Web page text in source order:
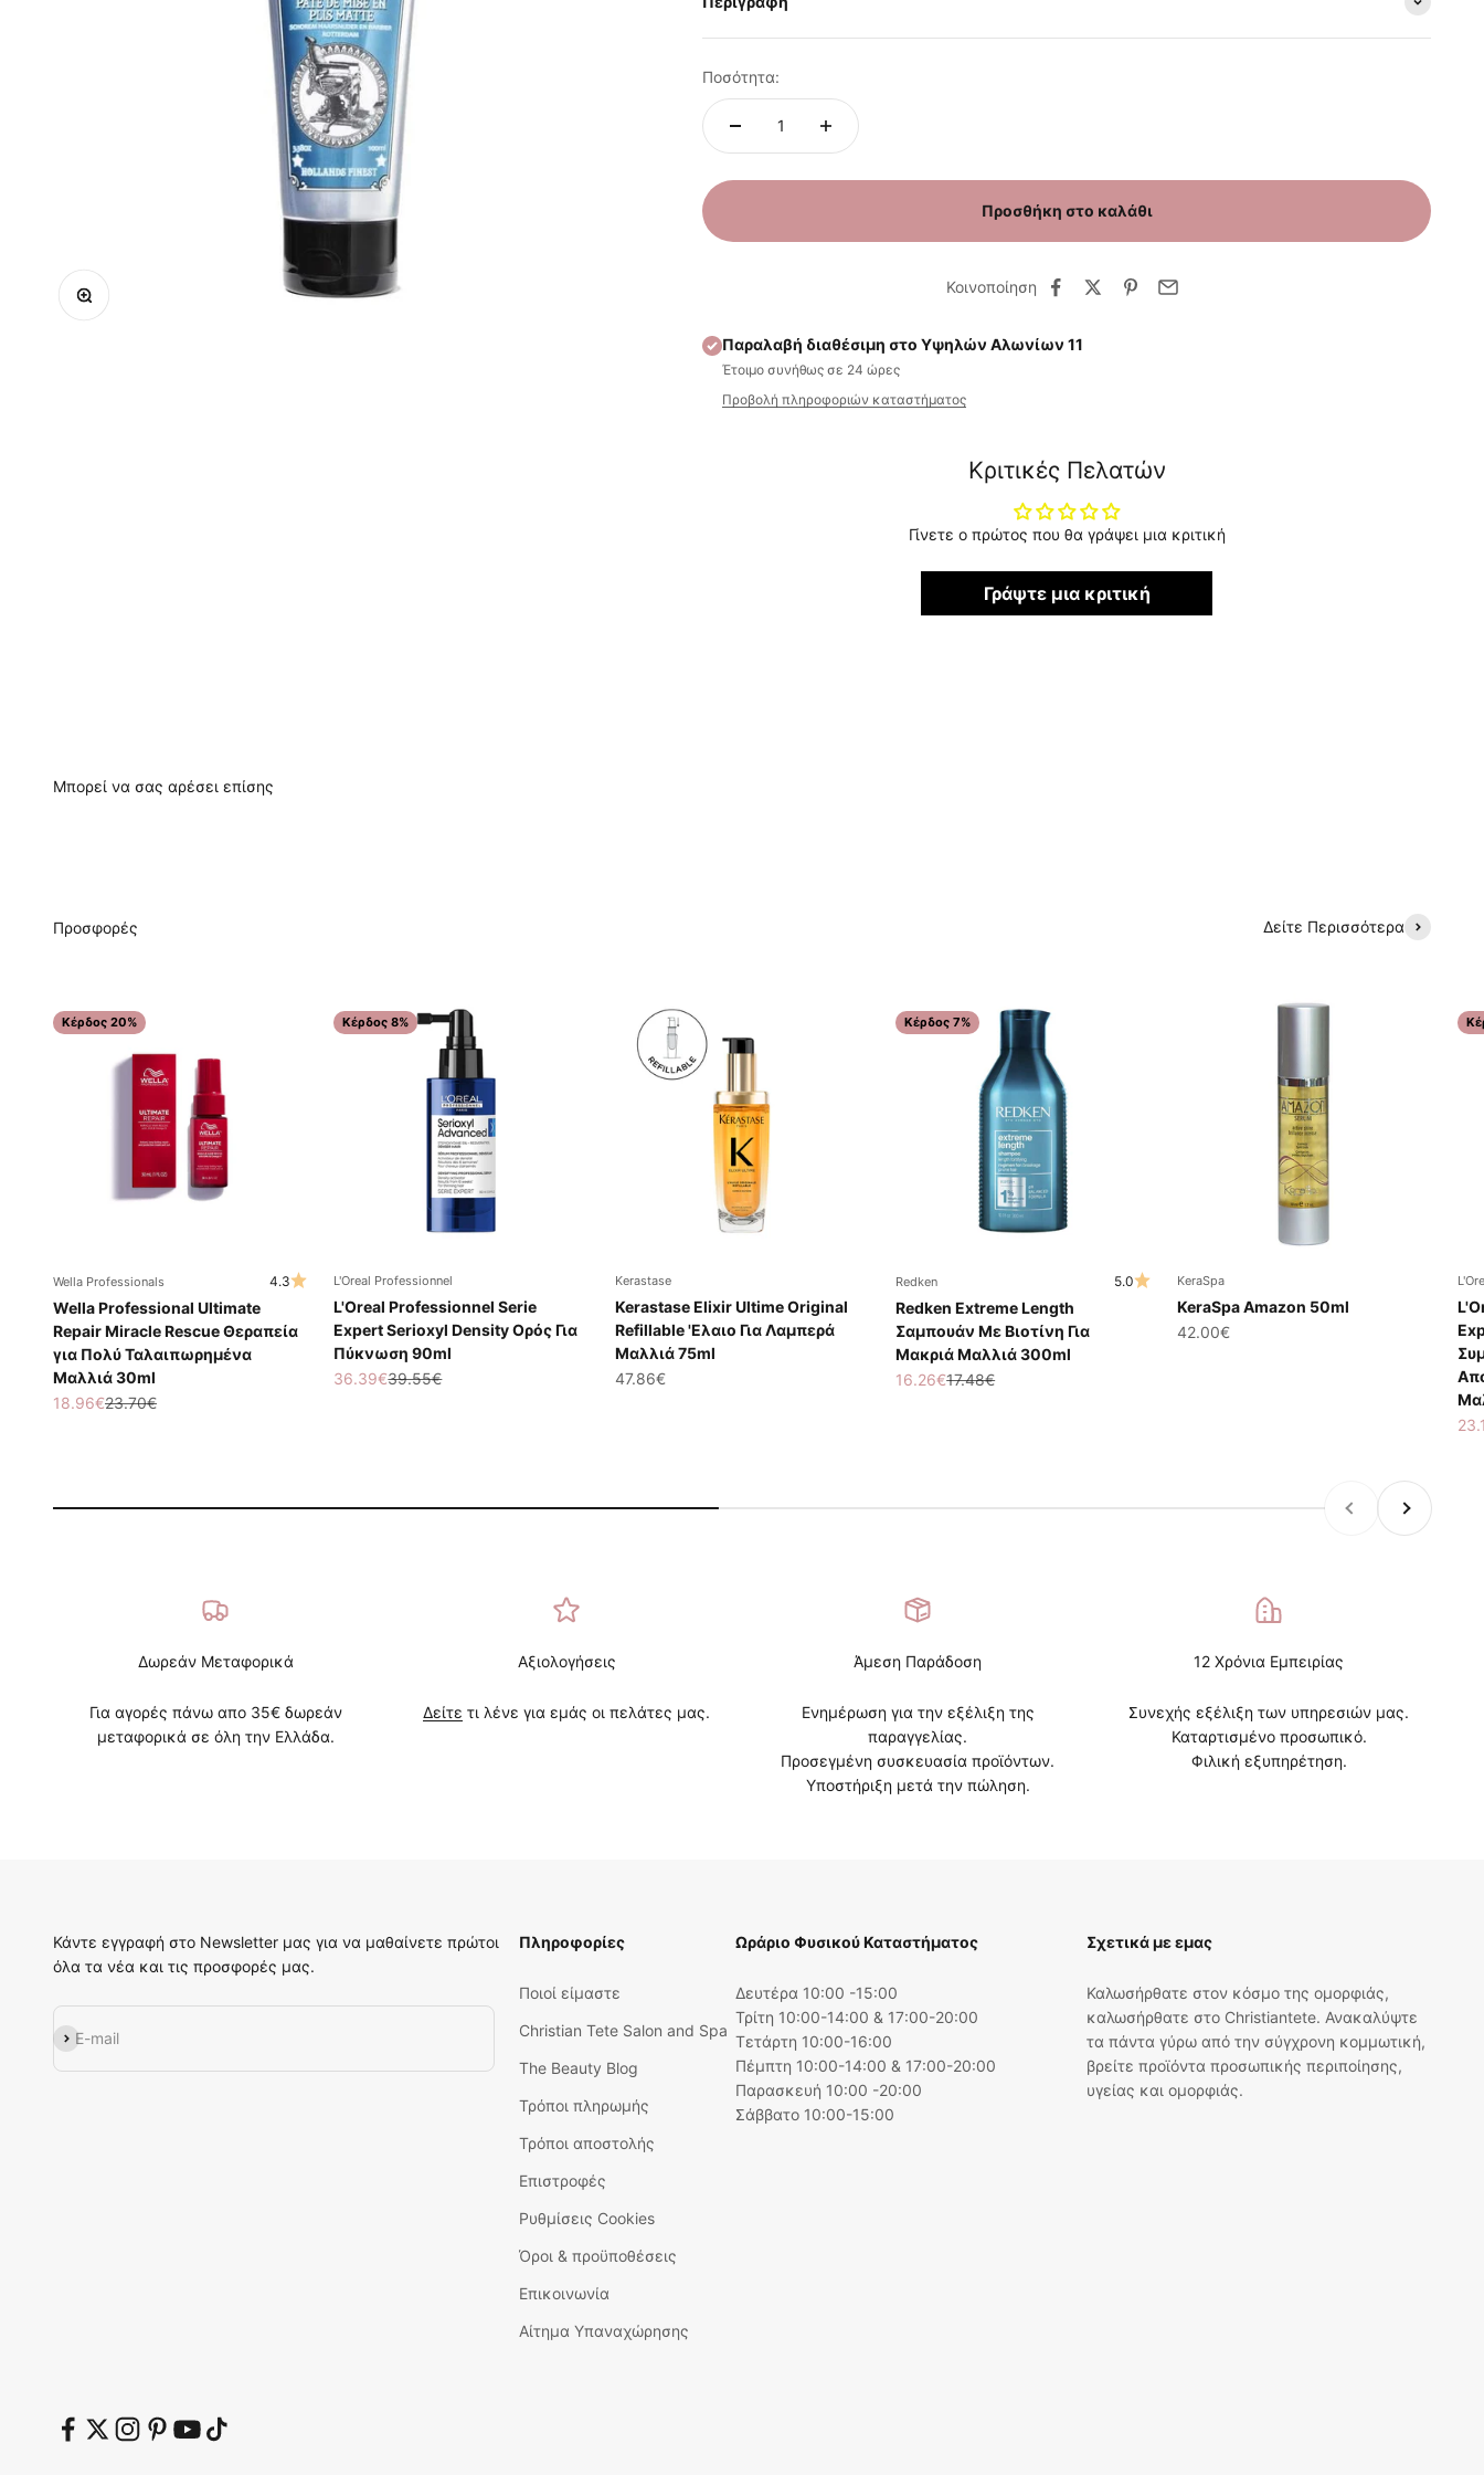
Μεγέθυνση
Ποσότητα:
Προσθήκη στο καλάθι
Κοινοποίηση
Παραλαβή διαθέσιμη στο Υψηλών Αλωνίων 11
Έτοιμο συνήθως σε 24 ώρες
Προβολή πληροφοριών καταστήματος
Κριτικές Πελατών
Γίνετε ο πρώτος που θα γράψει μια κριτική
Γράψτε μια κριτική
Δείτε Περισσότερα
Κέρδος 20%
Wella Professionals 4.3
Wella Professional Ultimate
Repair Miracle Rescue Θεραπεία
για Πολύ Ταλαιπωρημένα
Μαλλιά 30ml
Τιμή πώλησης
18.96€Κανονική τιμή
23.70€
Κέρδος 8%
L'Oreal Professionnel
L'Oreal Professionnel Serie
Expert Serioxyl Density Ορός Για
Πύκνωση 90ml
Τιμή πώλησης
36.39€Κανονική τιμή
39.55€
Kerastase
Kerastase Elixir Ultime Original
Refillable 'Ελαιο Για Λαμπερά
Μαλλιά 75ml
Τιμή πώλησης
47.86€
Κέρδος 7%
Redken 5.0
Redken Extreme Length
Σαμπουάν Με Βιοτίνη Για
Μακριά Μαλλιά 300ml
Τιμή πώλησης
16.26€Κανονική τιμή
17.48€
KeraSpa
KeraSpa Amazon 50ml
Τιμή πώλησης
42.00€
Προηγούμενο
Επόμενο
Δωρεάν Μεταφορικά
Για αγορές πάνω απο 35€ δωρεάν
μεταφορικά σε όλη την Ελλάδα.
Αξιολογήσεις
Δείτε τι λένε για εμάς οι πελάτες μας.
Άμεση Παράδοση
Ενημέρωση για την εξέλιξη της
παραγγελίας.
Προσεγμένη συσκευασία προϊόντων.
Υποστήριξη μετά την πώληση.
12 Χρόνια Εμπειρίας
Συνεχής εξέλιξη των υπηρεσιών μας.
Καταρτισμένο προσωπικό.
Φιλική εξυπηρέτηση.
Κάντε εγγραφή στο Newsletter μας για να μαθαίνετε πρώτοι
όλα τα νέα και τις προσφορές μας.
E-mail
Εγγραφή
Πληροφορίες
Ποιοί είμαστε
Christian Tete Salon and Spa
The Beauty Blog
Τρόποι πληρωμής
Τρόποι αποστολής
Επιστροφές
Ρυθμίσεις Cookies
Όροι & προϋποθέσεις
Επικοινωνία
Αίτημα Υπαναχώρησης
Ωράριο Φυσικού Καταστήματος
Δευτέρα 10:00 -15:00
Τρίτη 10:00-14:00 & 17:00-20:00
Τετάρτη 10:00-16:00
Πέμπτη 10:00-14:00 & 17:00-20:00
Παρασκευή 10:00 -20:00
Σάββατο 10:00-15:00
Σχετικά με εμας
Καλωσήρθατε στον κόσμο της ομορφιάς,
καλωσήρθατε στο Christiantete. Ανακαλύψτε
τα πάντα γύρω από την σύγχρονη κομμωτική,
βρείτε προϊόντα προσωπικής περιποίησης,
υγείας και ομορφιάς.